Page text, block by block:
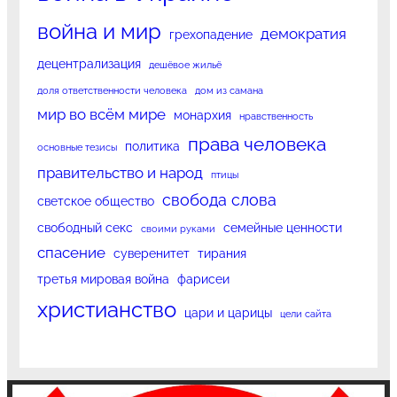
война и мир грехопадение демократия
децентрализация дешёвое жильё
доля ответственности человека дом из самана
мир во всём мире монархия нравственность
основные тезисы политика права человека
правительство и народ птицы
светское общество свобода слова
свободный секс своими руками семейные ценности
спасение суверенитет тирания
третья мировая война
фарисеи
христианство цари и царицы цели сайта